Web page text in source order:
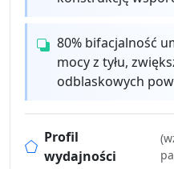
80% bifacjalność
mocy z tyłu,
odblaskowych
Profil
wydajności